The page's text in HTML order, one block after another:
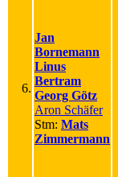
6.
Jan
Bornemann
Linus
Bertram
Georg Götz
Aron Schäfer
Stm: Mats
Zimmermann